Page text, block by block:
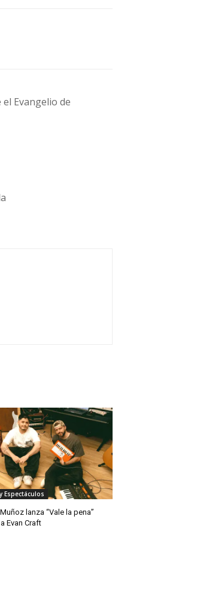
Evangelio de
Espectáculos
lanza “Vale la pena”
Evan Craft